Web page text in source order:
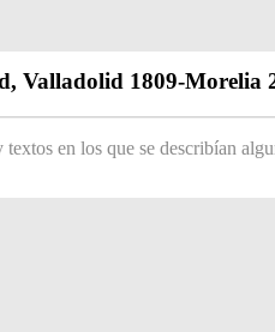
Valladolid 1809-Morelia
en los que se describían